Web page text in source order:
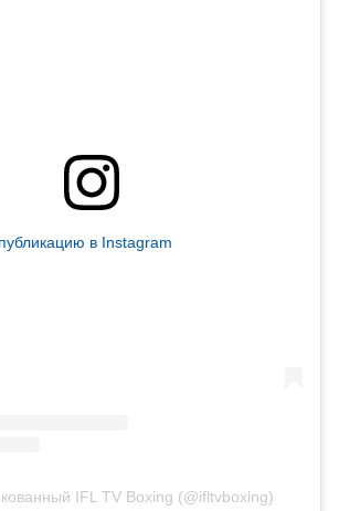
в Instagram
IFL TV Boxing (@ifltvboxing)